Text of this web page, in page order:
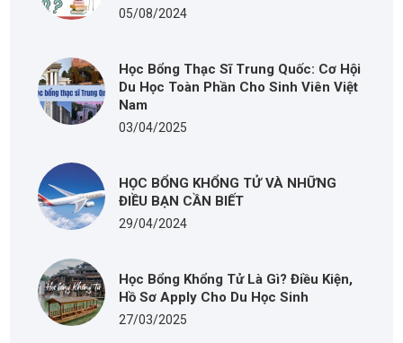
05/08/2024
Học Bổng Thạc Sĩ Trung Quốc: Cơ Hội
Du Học Toàn Phần Cho Sinh Viên Việt
Nam
03/04/2025
HỌC BỔNG KHỔNG TỬ VÀ NHỮNG
ĐIỀU BẠN CẦN BIẾT
29/04/2024
Học Bổng Khổng Tử Là Gì? Điều Kiện,
Hồ Sơ Apply Cho Du Học Sinh
27/03/2025